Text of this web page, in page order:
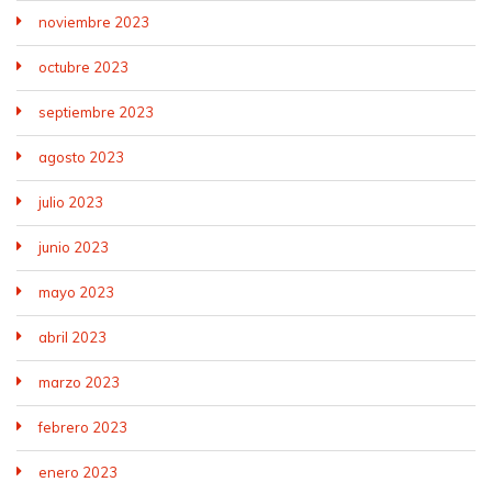
las
empresas,
son
primer
apoyo
la
hora
de
recortar
los
derechos
y
las
condiciones
de
vida
de
calendario
de
negociaciones,
la
huelga
de
Novotel
o
en
la
de
los
conductores
de
interurbanos.
noviembre 2023
octubre 2023
septiembre 2023
agosto 2023
julio 2023
junio 2023
mayo 2023
abril 2023
marzo 2023
febrero 2023
enero 2023